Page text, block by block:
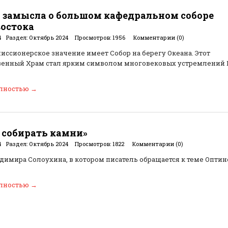
замысла о большом кафедральном соборе
Раздел: Октябрь 2024 Просмотров: 1956 Комментарии (0)
значение имеет Собор на берегу Океана. Этот
Храм стал ярким символом многовековых устремлений
→
камни»
Раздел: Октябрь 2024 Просмотров: 1822 Комментарии (0)
Солоухина, в котором писатель обращается к теме
→